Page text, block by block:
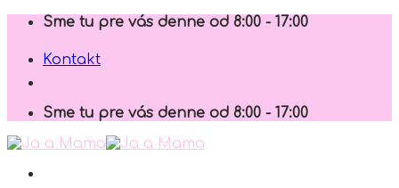
Skip
content
Sme tu pre vás denne od 8:00 - 17:00
Kontakt
Sme tu pre vás denne od 8:00 - 17:00